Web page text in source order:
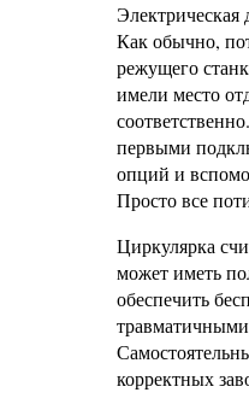
Электрическая
Как обычно,
режущего
имели место
первыми
опций и
Просто все
Циркулярка
может иметь
обеспечить
корректных